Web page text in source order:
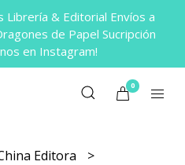
Librería & Editorial Envíos a
de Papel Sucripción
en Instagram!
0
Editora